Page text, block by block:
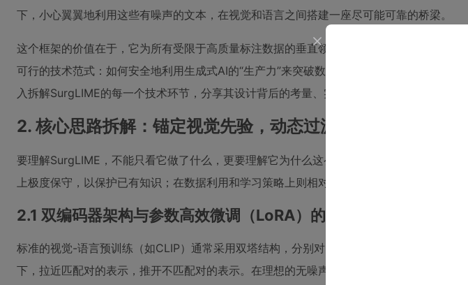
下，小心翼翼地利用这些有噪声的文本，在视觉和语言之间搭建一座尽可能可靠的桥梁。
这个框架的价值在于，它为所有受限于高质量标注数据的垂直领域（不仅是医疗，还包括
可行的技术范式：如何安全地利用生成式AI的“生产力”来突破数据瓶颈，同时通过算法设计
入拆解SurgLIME的每一个技术环节，分享其设计背后的考量、实操中的关键细节，以及我
2. 核心思路拆解：锚定视觉先验，动态过滤文本噪声
要理解SurgLIME，不能只看它做了什么，更要理解它为什么这么做。其整体设计哲学可以
上极度保守，以保护已有知识；在数据利用和学习策略上则相对激进，尝试驾驭噪声。
2.1 双编码器架构与参数高效微调（LoRA）的必然性
标准的视觉-语言预训练（如CLIP）通常采用双塔结构，分别对图像和文本进行编码，然后
下，拉近匹配对的表示，推开不匹配对的表示。在理想的无噪声数据下，这套流程工作良